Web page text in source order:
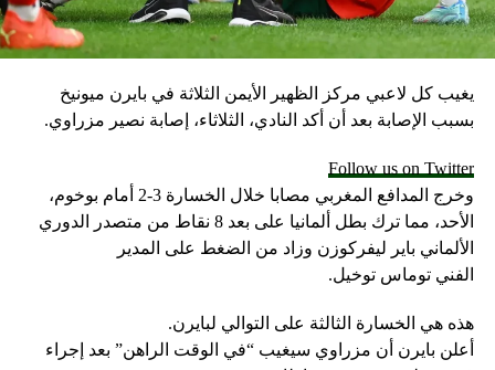
يغيب كل لاعبي مركز الظهير الأيمن الثلاثة في بايرن ميونيخ
بسبب الإصابة بعد أن أكد النادي، الثلاثاء، إصابة نصير مزراوي.
Follow us on Twitter
وخرج المدافع المغربي مصابا خلال الخسارة 3-2 أمام بوخوم،
الأحد، مما ترك بطل ألمانيا على بعد 8 نقاط من متصدر الدوري
الألماني باير ليفركوزن وزاد من الضغط على المدير
الفني توماس توخيل.
هذه هي الخسارة الثالثة على التوالي لبايرن.
أعلن بايرن أن مزراوي سيغيب “في الوقت الراهن” بعد إجراء